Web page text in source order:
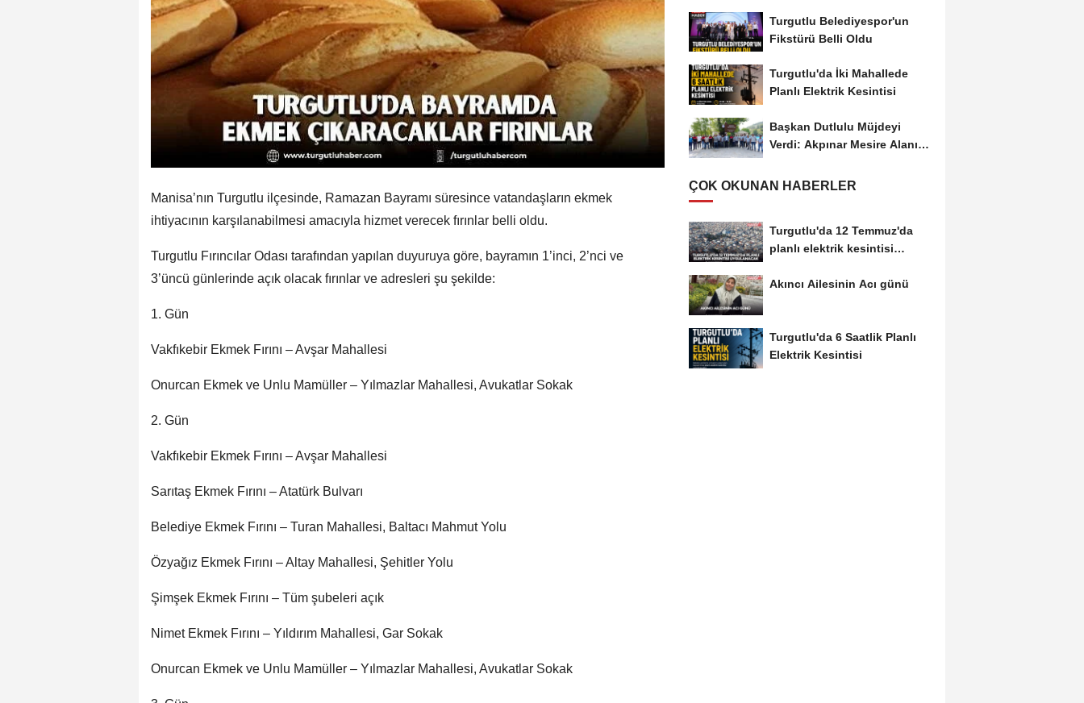
Manisa’nın Turgutlu ilçesinde, Ramazan Bayramı süresince vatandaşların ekmek
ihtiyacının karşılanabilmesi amacıyla hizmet verecek fırınlar belli oldu.
Turgutlu Fırıncılar Odası tarafından yapılan duyuruya göre, bayramın 1’inci, 2’nci ve
3’üncü günlerinde açık olacak fırınlar ve adresleri şu şekilde:
1. Gün
Vakfıkebir Ekmek Fırını – Avşar Mahallesi
Onurcan Ekmek ve Unlu Mamüller – Yılmazlar Mahallesi, Avukatlar Sokak
2. Gün
Vakfıkebir Ekmek Fırını – Avşar Mahallesi
Sarıtaş Ekmek Fırını – Atatürk Bulvarı
Belediye Ekmek Fırını – Turan Mahallesi, Baltacı Mahmut Yolu
Özyağız Ekmek Fırını – Altay Mahallesi, Şehitler Yolu
Şimşek Ekmek Fırını – Tüm şubeleri açık
Nimet Ekmek Fırını – Yıldırım Mahallesi, Gar Sokak
Onurcan Ekmek ve Unlu Mamüller – Yılmazlar Mahallesi, Avukatlar Sokak
Turgutlu Belediyespor'un
Fikstürü Belli Oldu
Turgutlu'da İki Mahallede
Planlı Elektrik Kesintisi
Başkan Dutlulu Müjdeyi
Verdi: Akpınar Mesire Alanı
ÇOK OKUNAN HABERLER
Turgutlu'da 12 Temmuz'da
planlı elektrik kesintisi
Akıncı Ailesinin Acı günü
Turgutlu'da 6 Saatlik Planlı
Elektrik Kesintisi